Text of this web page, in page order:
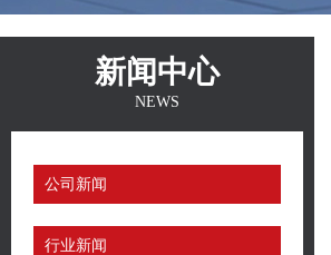
新闻中心
NEWS
公司新闻
行业新闻